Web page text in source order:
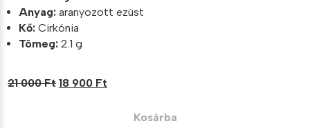
Anyag: aranyozott ezüst
Kő: Cirkónia
Tömeg: 2.1 g
21 000Ft Original
18 900 Ft
Kosárba